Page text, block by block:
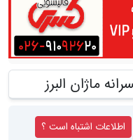
ماژان البرز
اطلاعات اشتباه است ؟